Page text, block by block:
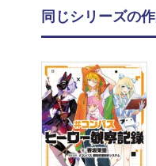
同じシリーズの